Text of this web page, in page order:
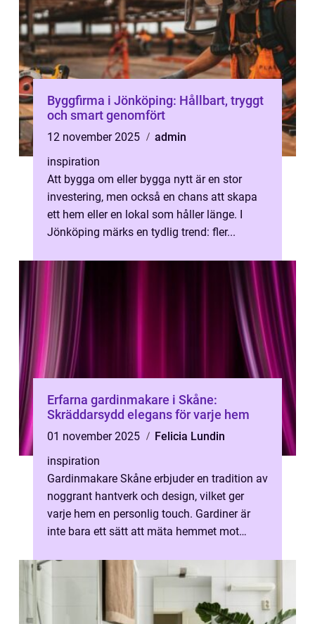
Byggfirma i Jönköping: Hållbart, tryggt
och smart genomfört
12 november 2025
admin
inspiration
Att bygga om eller bygga nytt är en stor
investering, men också en chans att skapa
ett hem eller en lokal som håller länge. I
Jönköping märks en tydlig trend: fler...
Erfarna gardinmakare i Skåne:
Skräddarsydd elegans för varje hem
01 november 2025
Felicia Lundin
inspiration
Gardinmakare Skåne erbjuder en tradition av
noggrant hantverk och design, vilket ger
varje hem en personlig touch. Gardiner är
inte bara ett sätt att mäta hemmet mot